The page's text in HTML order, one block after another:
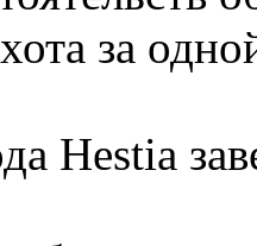
за
Hestia